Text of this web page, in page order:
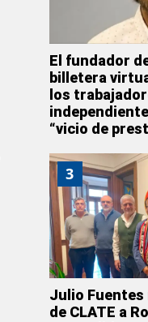
El fundador
billetera
los
“vicio de
3
Julio Fuentes
de CLATE a